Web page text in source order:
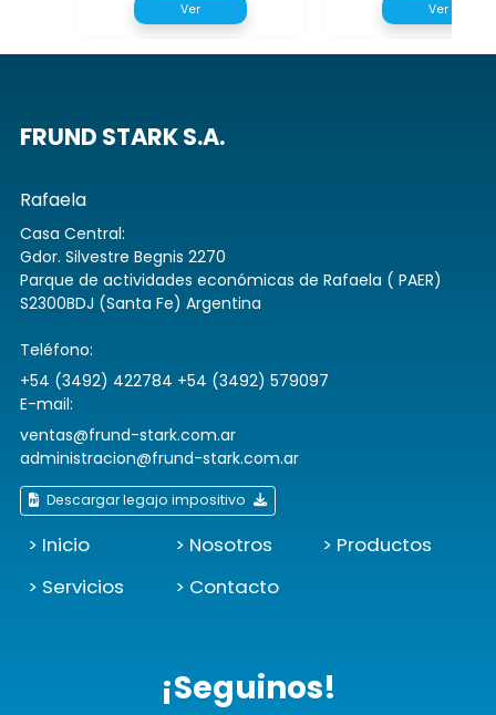
Ver Ver
FRUND STARK S.A.
Rafaela
Casa Central:
Gdor. Silvestre Begnis 2270
Parque de actividades económicas de Rafaela ( PAER)
S2300BDJ (Santa Fe) Argentina
Teléfono:
+54 (3492) 422784 +54 (3492) 579097
E-mail:
ventas@frund-stark.com.ar
administracion@frund-stark.com.ar
Descargar legajo impositivo
> Inicio > Nosotros
> Productos
> Servicios
> Contacto
¡Seguinos!